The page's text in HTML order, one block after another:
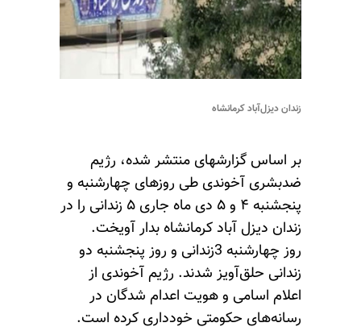
زندان دیزل‌آباد کرمانشاه
بر اساس گزارشهای منتشر شده، رژیم
ضدبشری آخوندی طی روزهای چهارشنبه و
پنجشنبه ۴ و ۵ دی ماه جاری ۵ زندانی را در
زندان دیزل‌ آباد کرمانشاه بدار آویخت.
روز چهارشنبه 3زندانی و روز پنجشنبه دو
زندانی حلق‌آویز شدند. رژیم آخوندی از
اعلام اسامی و هویت اعدام شدگان در
رسانه‌های حکومتی خودداری کرده است.